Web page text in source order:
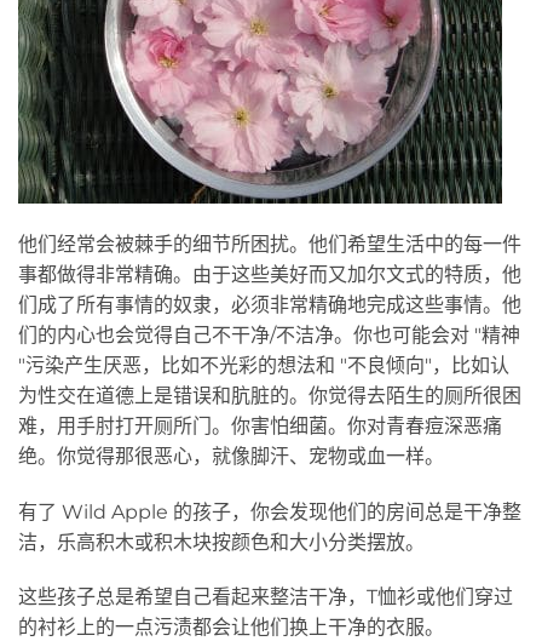
他们经常会被棘手的细节所困扰。他们希望生活中的每一件
事都做得非常精确。由于这些美好而又加尔文式的特质，他
们成了所有事情的奴隶，必须非常精确地完成这些事情。他
们的内心也会觉得自己不干净/不洁净。你也可能会对 "精神
"污染产生厌恶，比如不光彩的想法和 "不良倾向"，比如认
为性交在道德上是错误和肮脏的。你觉得去陌生的厕所很困
难，用手肘打开厕所门。你害怕细菌。你对青春痘深恶痛
绝。你觉得那很恶心，就像脚汗、宠物或血一样。
有了 Wild Apple 的孩子，你会发现他们的房间总是干净整
洁，乐高积木或积木块按颜色和大小分类摆放。
这些孩子总是希望自己看起来整洁干净，T恤衫或他们穿过
的衬衫上的一点污渍都会让他们换上干净的衣服。